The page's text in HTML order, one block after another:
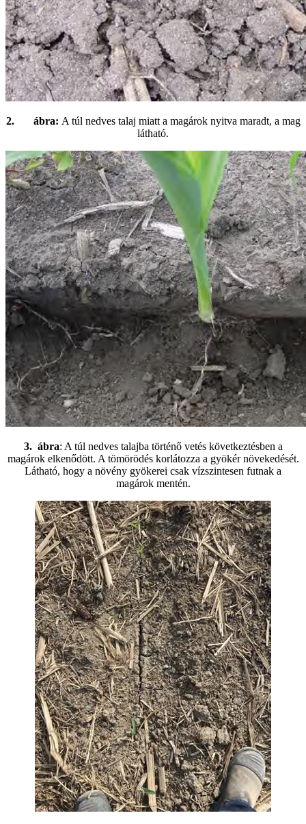
2. ábra: A túl nedves talaj miatt a magárok nyitva maradt, a mag
látható.
3. ábra: A túl nedves talajba történő vetés következtésben a
magárok elkenődött. A tömörödés korlátozza a gyökér növekedését.
Látható, hogy a növény gyökerei csak vízszintesen futnak a
magárok mentén.